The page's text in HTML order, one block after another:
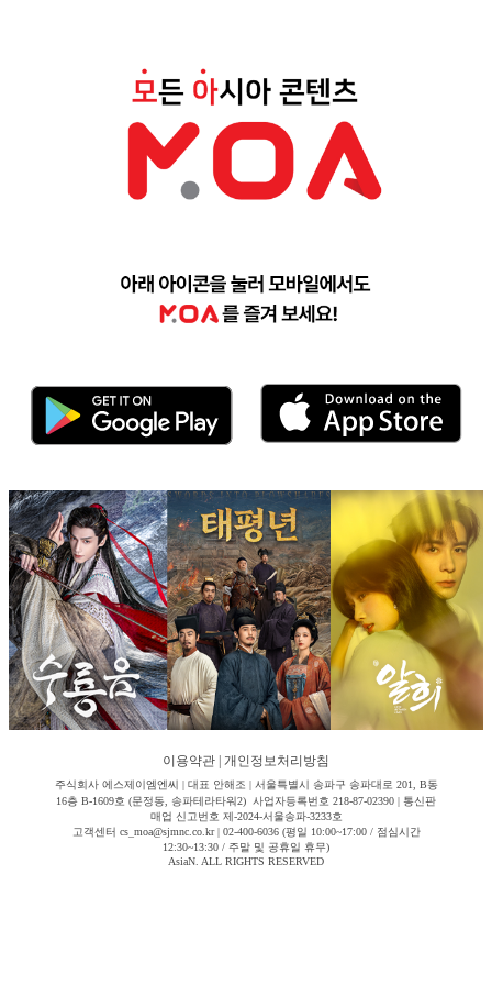
이용약관 개인정보처리방침
주식회사 에스제이엠엔씨 | 대표 안해조 | 서울특별시 송파구 송파대로 201, B동
16층 B-1609호 (문정동, 송파테라타워2) 사업자등록번호 218-87-02390 | 통신판
매업 신고번호 제-2024-서울송파-3233호
고객센터 cs_moa@sjmnc.co.kr | 02-400-6036 (평일 10:00~17:00 / 점심시간
12:30~13:30 / 주말 및 공휴일 휴무)
AsiaN. ALL RIGHTS RESERVED